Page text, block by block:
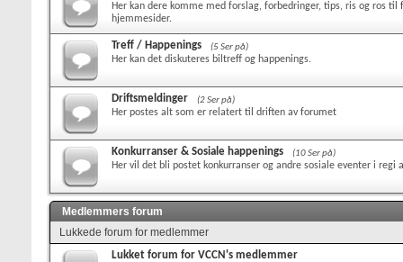
Her kan dere komme med forslag, forbedringer, tips, ris og ros til
hjemmesider.
Treff / Happenings (5 Ser på)
Her kan det diskuteres biltreff og happenings.
Driftsmeldinger (2 Ser på)
Her postes alt som er relatert til driften av forumet
Konkurranser & Sosiale happenings (10 Ser på)
Her vil det bli postet konkurranser og andre sosiale eventer i regi
Medlemmers forum
Lukkede forum for medlemmer
Lukket forum for VCCN's medlemmer